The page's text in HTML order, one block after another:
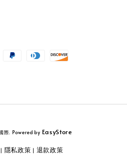
際. Powered by EasyStore
| 隱私政策 | 退款政策